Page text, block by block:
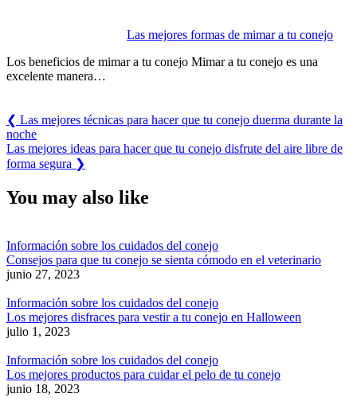
Las mejores formas de mimar a tu conejo
Los beneficios de mimar a tu conejo Mimar a tu conejo es una
excelente manera…
❮ Previous
Post:
Las mejores técnicas para hacer que tu conejo duerma durante la
noche
Next
Post:
Las mejores ideas para hacer que tu conejo disfrute del aire libre de
forma segura ❯
You may also like
Información sobre los cuidados del conejo
Consejos para que tu conejo se sienta cómodo en el veterinario
junio 27, 2023
Información sobre los cuidados del conejo
Los mejores disfraces para vestir a tu conejo en Halloween
julio 1, 2023
Información sobre los cuidados del conejo
Los mejores productos para cuidar el pelo de tu conejo
junio 18, 2023